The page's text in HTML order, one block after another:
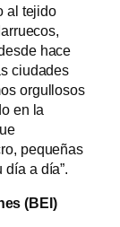
al tejido
hace
ciudades
orgullosos
en la
pequeñas
a día”.
(BEI)